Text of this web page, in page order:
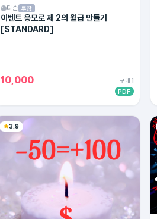
디슨 투잡
이벤트 응모로 제 2의 월급 만들기
[STANDARD]
10,000
구매 1
PDF
3.9